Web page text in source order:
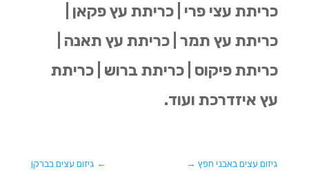
כריתת עצי פרי | כריתת עץ פקאן |
כריתת עץ תמר | כריתת עץ תאנה |
כריתת פיקוס | כריתת ברוש | כריתת
עץ איזדרכת ועוד.
← גיזום עצים בברקן גיזום עצים באבני חפץ→